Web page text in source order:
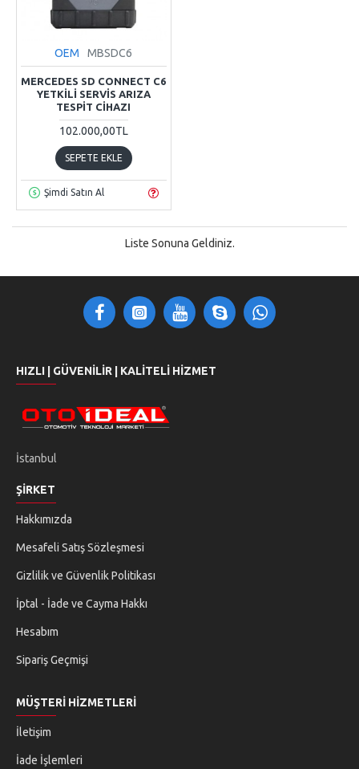
OEM MBSDC6
MERCEDES SD CONNECT C6
YETKILI SERVIS ARIZA
TESPIT CIHAZI
102.000,00TL
SEPETE EKLE
Şimdi Satın Al
Liste Sonuna Geldiniz.
HIZLI | GÜVENILIR | KALITELI HIZMET
İstanbul
ŞIRKET
Hakkımızda
Mesafeli Satış Sözleşmesi
Gizlilik ve Güvenlik Politikası
İptal - İade ve Cayma Hakkı
Hesabım
Sipariş Geçmişi
MÜŞTERI HIZMETLERI
İletişim
İade İşlemleri